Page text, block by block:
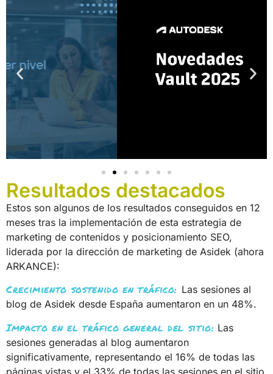
Resultados destacados
Estos son algunos de los resultados conseguidos en 12
meses tras la implementación de esta estrategia de
marketing de contenidos y posicionamiento SEO,
liderada por la dirección de marketing de Asidek (ahora
ARKANCE):
Crecimiento sostenido en tráfico: Las sesiones al
blog de Asidek desde España aumentaron en un 48%.
Impacto en el tráfico general del sitio: Las
sesiones generadas al blog aumentaron
significativamente, representando el 16% de todas las
páginas vistas y el 33% de todas las sesiones en el sitio